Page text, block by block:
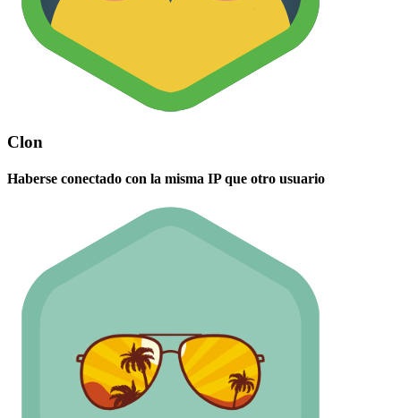
Clon
Haberse conectado con la misma IP que otro usuario